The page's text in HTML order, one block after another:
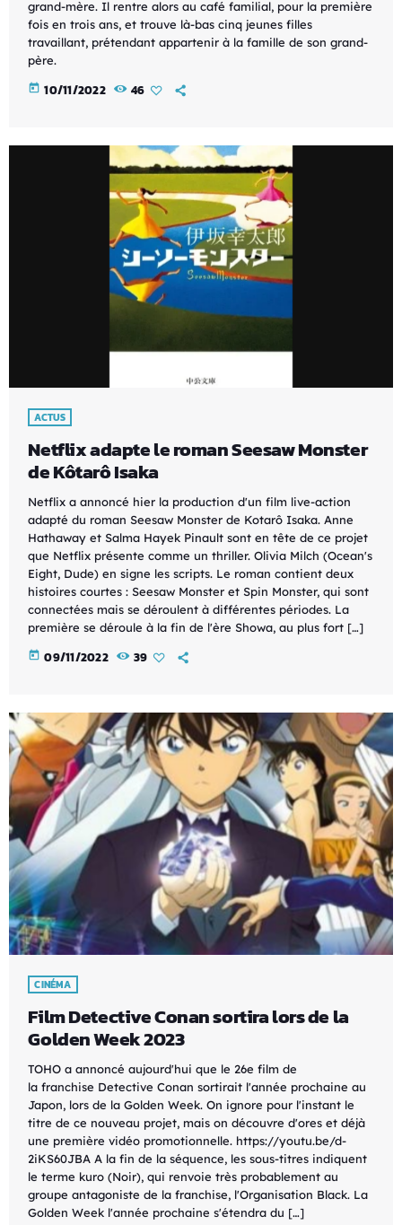
grand-mère. Il rentre alors au café familial, pour la première
fois en trois ans, et trouve là-bas cinq jeunes filles
travaillant, prétendant appartenir à la famille de son grand-
père.
today 10/11/2022 46
ACTUS
Netflix adapte le roman Seesaw Monster
de Kôtarô Isaka
Netflix a annoncé hier la production d'un film live-action
adapté du roman Seesaw Monster de Kotarô Isaka. Anne
Hathaway et Salma Hayek Pinault sont en tête de ce projet
que Netflix présente comme un thriller. Olivia Milch (Ocean's
Eight, Dude) en signe les scripts. Le roman contient deux
histoires courtes : Seesaw Monster et Spin Monster, qui sont
connectées mais se déroulent à différentes périodes. La
première se déroule à la fin de l'ère Showa, au plus fort […]
today 09/11/2022 39
CINÉMA
Film Detective Conan sortira lors de la
Golden Week 2023
TOHO a annoncé aujourd'hui que le 26e film de
la franchise Detective Conan sortirait l'année prochaine au
Japon, lors de la Golden Week. On ignore pour l'instant le
titre de ce nouveau projet, mais on découvre d'ores et déjà
une première vidéo promotionnelle. https://youtu.be/d-
2iKS60JBA A la fin de la séquence, les sous-titres indiquent
le terme kuro (Noir), qui renvoie très probablement au
groupe antagoniste de la franchise, l'Organisation Black. La
Golden Week l'année prochaine s'étendra du […]